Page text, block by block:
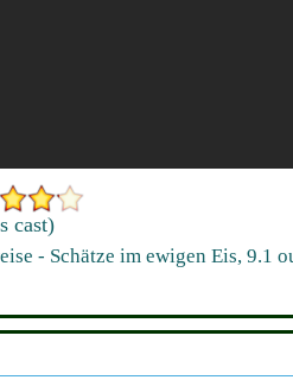
cast)
- Schätze im ewigen Eis, 9.1